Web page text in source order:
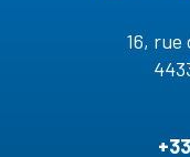
16, rue